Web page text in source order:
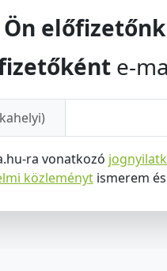
Ön előfizetőnk
e-
ra vonatkozó
közleménytismerem